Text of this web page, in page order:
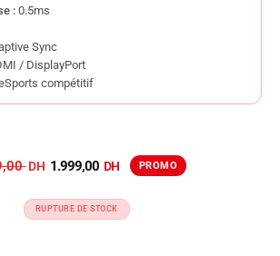
: 0.5ms
Sync
/ DisplayPort
compétitif
2.249,00 1.999,00
RUPTURE DE STOCK